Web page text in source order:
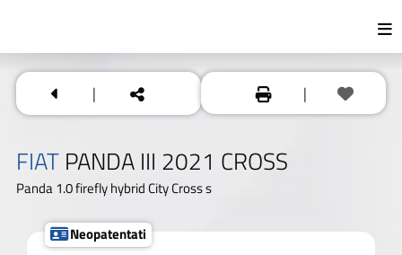
| |
FIAT PANDA III 2021 CROSS
Panda 1.0 firefly hybrid City Cross s
Neopatentati